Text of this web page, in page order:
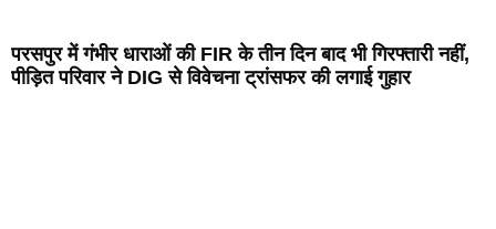
परसपुर में गंभीर धाराओं की FIR के तीन दिन बाद भी गिरफ्तारी नहीं,
पीड़ित परिवार ने DIG से विवेचना ट्रांसफर की लगाई गुहार